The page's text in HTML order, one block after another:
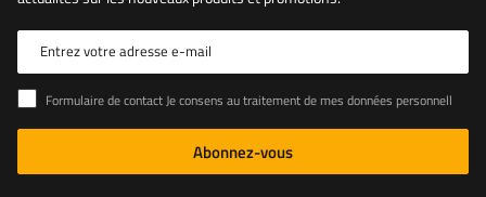
Entrez votre adresse e-mail
Formulaire de contact Je consens au traitement de mes données personnelles contenues dans le formulaire de contact conformément au règlement du Parlement européen et du Conseil (UE)
Abonnez-vous